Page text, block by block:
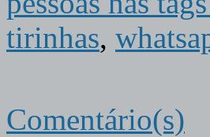
tirinhas,
Comentário(s)